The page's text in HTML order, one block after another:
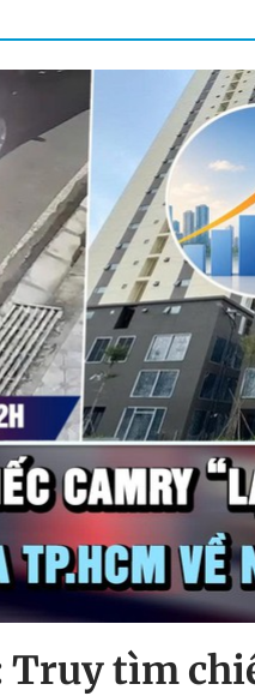
Truy tìm